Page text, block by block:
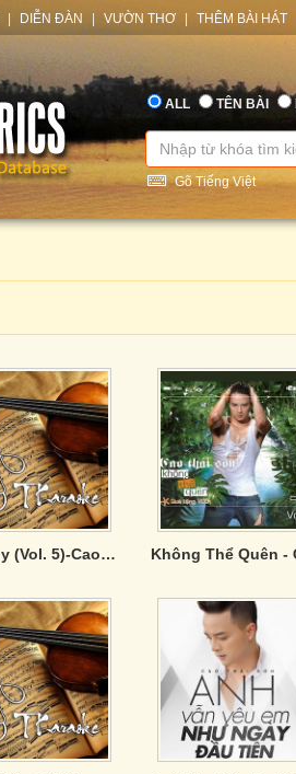
DIỄN ĐÀN VƯỜN THƠ THÊM BÀI HÁT
ALL TÊN BÀI
Gõ Tiếng Việt
Kool Boy (Vol. 5)-Cao Thái Sơn